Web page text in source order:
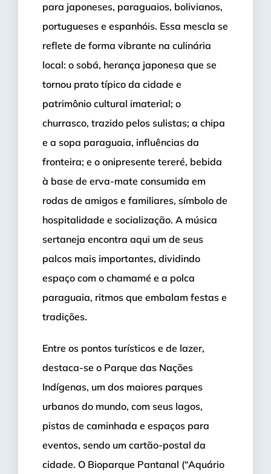
para japoneses, paraguaios, bolivianos,
portugueses e espanhóis. Essa mescla se
reflete de forma vibrante na culinária
local: o sobá, herança japonesa que se
tornou prato típico da cidade e
patrimônio cultural imaterial; o
churrasco, trazido pelos sulistas; a chipa
e a sopa paraguaia, influências da
fronteira; e o onipresente tereré, bebida
à base de erva-mate consumida em
rodas de amigos e familiares, símbolo de
hospitalidade e socialização. A música
sertaneja encontra aqui um de seus
palcos mais importantes, dividindo
espaço com o chamamé e a polca
paraguaia, ritmos que embalam festas e
tradições.
Entre os pontos turísticos e de lazer,
destaca-se o Parque das Nações
Indígenas, um dos maiores parques
urbanos do mundo, com seus lagos,
pistas de caminhada e espaços para
eventos, sendo um cartão-postal da
cidade. O Bioparque Pantanal (“Aquário